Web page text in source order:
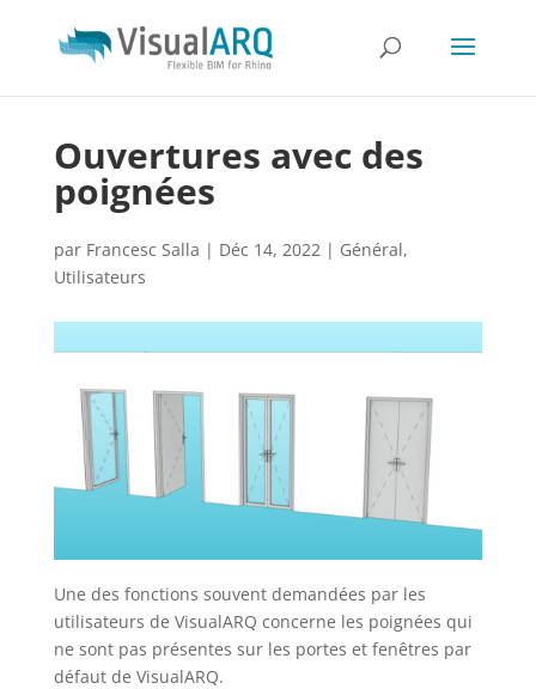
Ouvertures avec des
poignées
par Francesc Salla | Déc 14, 2022| Général,
Utilisateurs
Une des fonctions souvent demandées par les
utilisateurs de VisualARQ concerne les poignées qui
ne sont pas présentes sur les portes et fenêtres par
défaut de VisualARQ.